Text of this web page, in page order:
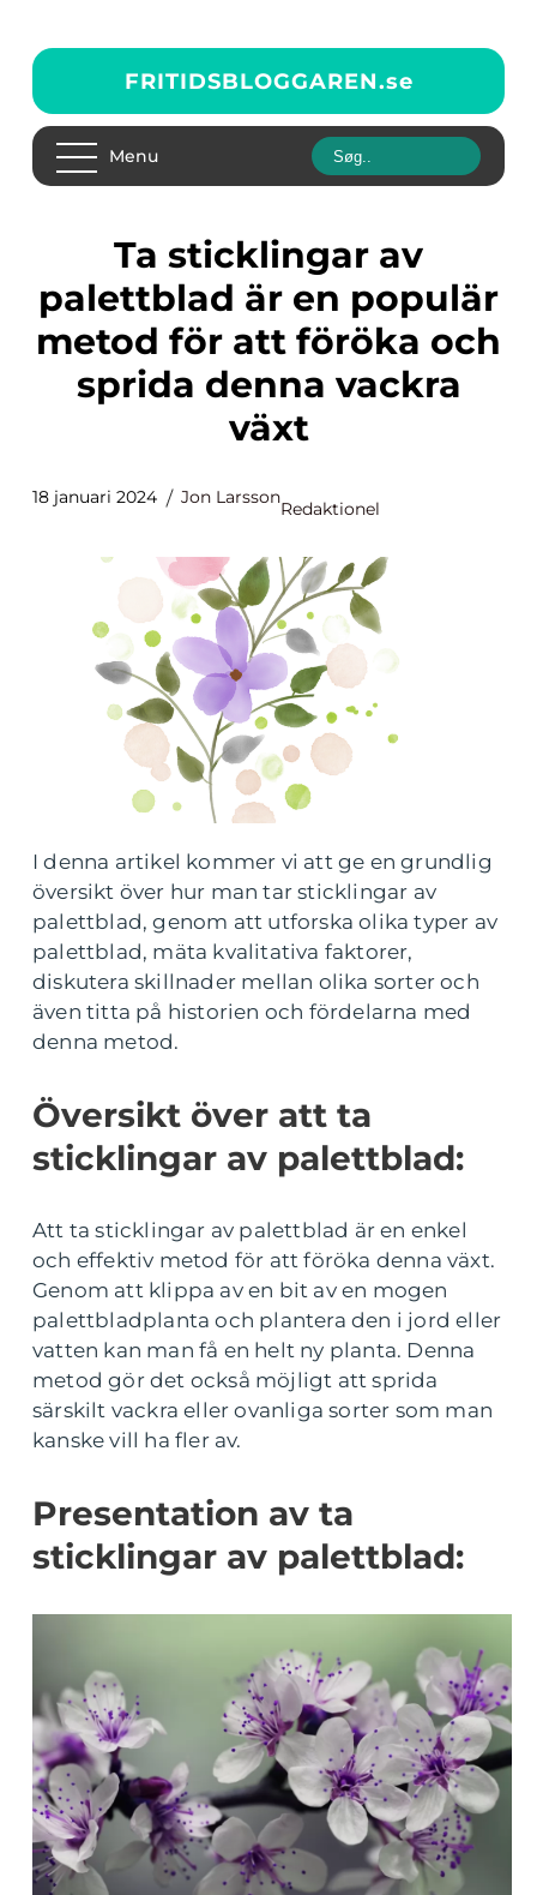
FRITIDSBLOGGAREN.se
Menu
Ta sticklingar av
palettblad är en populär
metod för att föröka och
sprida denna vackra
växt
18 januari 2024 Jon Larsson
Redaktionel
I denna artikel kommer vi att ge en grundlig
översikt över hur man tar sticklingar av
palettblad, genom att utforska olika typer av
palettblad, mäta kvalitativa faktorer,
diskutera skillnader mellan olika sorter och
även titta på historien och fördelarna med
denna metod.
Översikt över att ta
sticklingar av palettblad:
Att ta sticklingar av palettblad är en enkel
och effektiv metod för att föröka denna växt.
Genom att klippa av en bit av en mogen
palettbladplanta och plantera den i jord eller
vatten kan man få en helt ny planta. Denna
metod gör det också möjligt att sprida
särskilt vackra eller ovanliga sorter som man
kanske vill ha fler av.
Presentation av ta
sticklingar av palettblad: